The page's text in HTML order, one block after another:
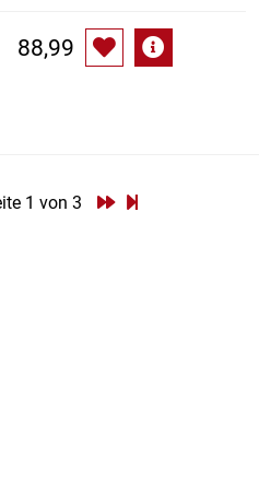
88,99
1 von 3